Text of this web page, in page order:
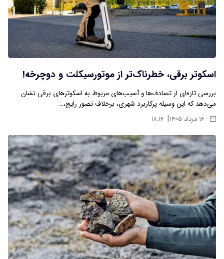
اسکوتر برقی، خطرناک‌تر از موتورسیکلت و دوچرخه!
بررسی تازه‌ای از تصادف‌ها و آسیب‌های مربوط به اسکوترهای برقی نشان
می‌دهد که این وسیله پرکاربرد شهری، برخلاف تصور رایج،…
۱۶ مرداد ۱۴۰۵ | ۱۸:۱۶